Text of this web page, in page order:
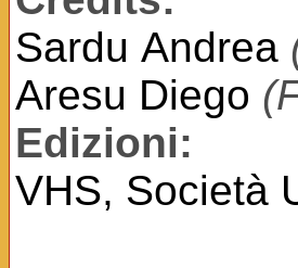
Sardu Andrea
Aresu Diego
Edizioni:
VHS, Società